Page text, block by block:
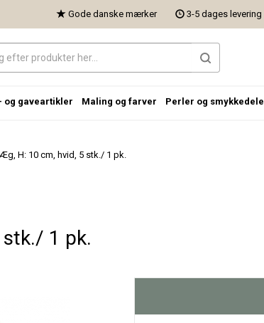
H: 10 cm, hvid, 5 stk./ 1 pk.
1 pk.
Gode danske mærker 3-5 dages levering
og gaveartikler Maling og farver Perler og smykkedele